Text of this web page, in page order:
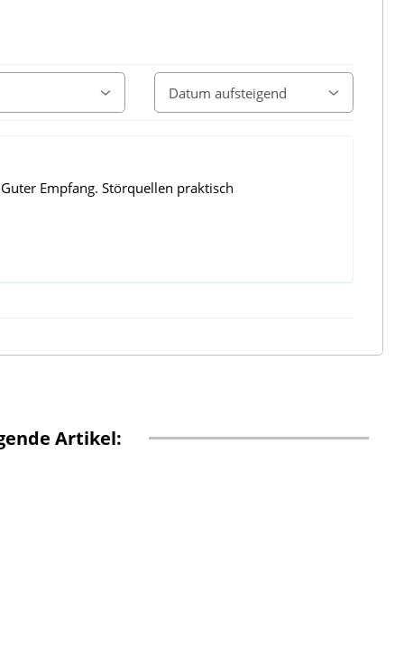
Empfang. Störquellen praktisch
Artikel: